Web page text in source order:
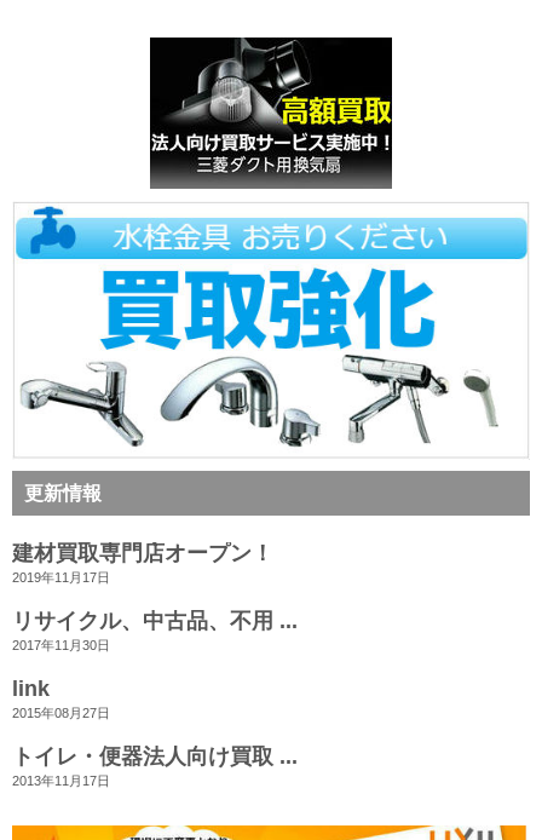
更新情報
建材買取専門店オープン！
2019年11月17日
リサイクル、中古品、不用 ...
2017年11月30日
link
2015年08月27日
トイレ・便器法人向け買取 ...
2013年11月17日